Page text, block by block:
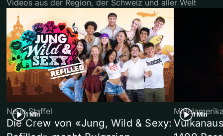
Videos aus der Region, der Schweiz und aller Welt
1 Min
Neue Staffel
Die Crew von «Jung, Wild & Sexy:
1 Min